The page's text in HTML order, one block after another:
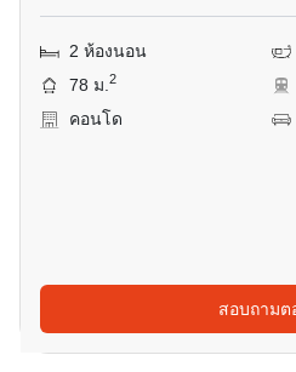
2 ห้องนอน
78 ม.2
คอนโด
สอบถาม